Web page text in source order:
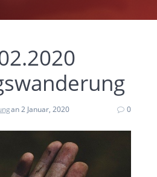
an 2 Januar, 2020 0